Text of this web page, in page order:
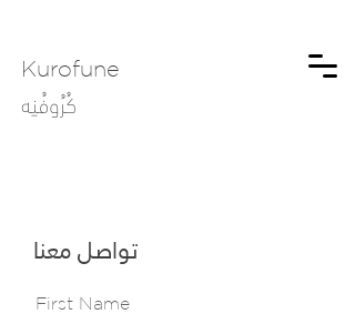
Kurofune
كُرُوفُنِه
تواصل معنا
First Name